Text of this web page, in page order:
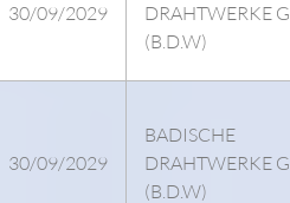
30/09/2029
DRAHTWERKE
(B.D.W)
30/09/2029
BADISCHE
DRAHTWERKE
(B.D.W)